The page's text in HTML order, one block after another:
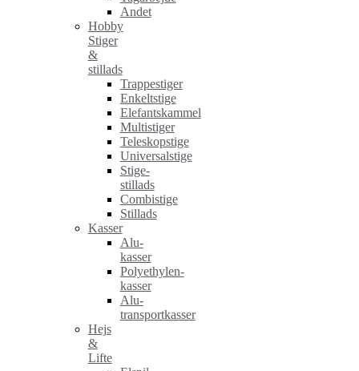
Andet
Hobby
Stiger
&
stillads
Trappestiger
Enkeltstige
Elefantskammel
Multistiger
Teleskopstige
Universalstige
Stige-
stillads
Combistige
Stillads
Kasser
Alu-
kasser
Polyethylen-
kasser
Alu-
transportkasser
Hejs
&
Lifte